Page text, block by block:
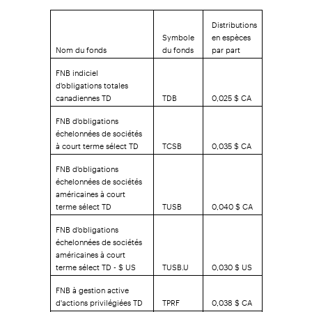
Nom du fonds
Symbole
du fonds
Distributions
en espèces
par part
FNB indiciel
d'obligations totales
canadiennes TD TDB
0,025 $ CA
FNB d'obligations
échelonnées de sociétés
à court terme sélect TD TCSB
0,035 $ CA
FNB d'obligations
échelonnées de sociétés
américaines à court
terme sélect TD TUSB
0,040 $ CA
FNB d'obligations
échelonnées de sociétés
américaines à court
terme sélect TD - $ US TUSB.U
0,030 $ US
FNB à gestion active
d'actions privilégiées TD TPRF
0,038 $ CA